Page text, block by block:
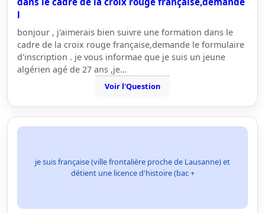
l
bonjour , j'aimerais bien suivre une formation dans le
cadre de la croix rouge française,demande le formulaire
d'inscription . je vous informae que je suis un jeune
algérien agé de 27 ans ,je…
Voir l'Question
je suis française (ville frontalière proche de Lausanne) et
détient une licence d'histoire (bac +